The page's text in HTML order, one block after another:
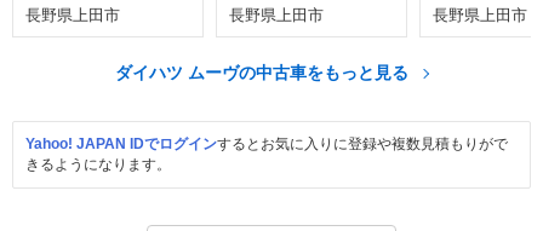
長野県上田市 長野県上田市 長野県上田市
ダイハツ ムーヴの中古車をもっと見る
Yahoo! JAPAN IDでログインするとお気に入りに登録や複数見積もりがで
きるようになります。